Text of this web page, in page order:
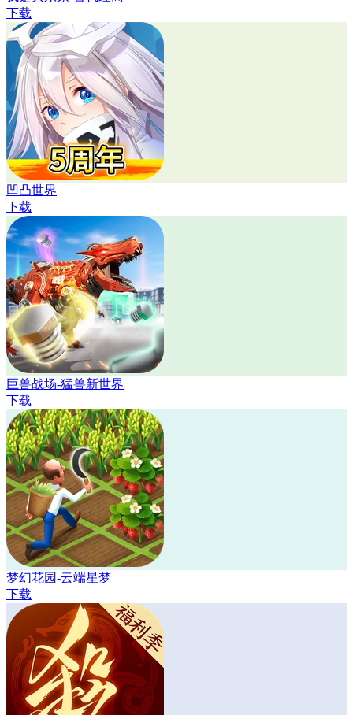
下载
凹凸世界
下载
巨兽战场-猛兽新世界
下载
梦幻花园-云端星梦
下载